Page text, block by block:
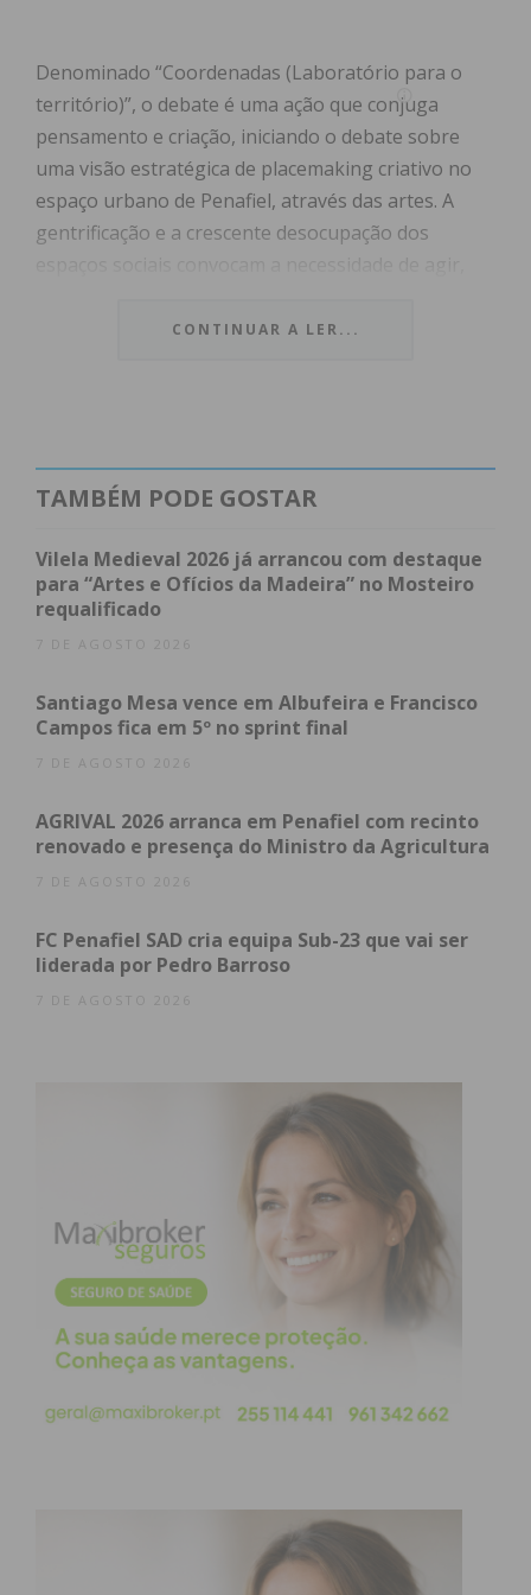
Denominado “Coordenadas (Laboratório para o
território)”, o debate é uma ação que conjuga
pensamento e criação, iniciando o debate sobre
uma visão estratégica de placemaking criativo no
espaço urbano de Penafiel, através das artes. A
gentrificação e a crescente desocupação dos
bem-estar da comunidade como um todo.
necessidade de agir, intervir e qualificar o espaço
A sessão arrancou hoje, dia 31 de maio, às 11
horas, com ‘Encontro com o território: a cidade
como palco, os corpos como mapas’ que se debruça
importância do espaço público como território de
criação e transformação. Depois da sessão de
partilhar a experiência de trabalho no Christo and
Jeanne-Claude Center, na Bulgária.
Às 12h00, debate-se ‘Lugares em transformação:
casos de estudo em Portugal’ para dar voz a
projetos em desenvolvimento no nosso país,
com Lara Seixo Rodrigues (Mistaker Maker), Marta
Silva (Largo Residências) e Bruno Costa (Bússola)
Após o almoço-convívio – incluído para todos os
participantes inscritos – realiza-se, às 15h00, o
fórum participativo ‘Lugares vivos: bairros,
comunidade e participação’ com Luís Sousa Ferreira
(programador cultural, docente e curador). A partir
da sua experiência – em processos comunitários e
políticas públicas, passado pelas iniciativas
Às 16h30, acontece o debate ‘Se o espaço falasse, o
CONTINUAR A LER...
TAMBÉM PODE GOSTAR
Vilela Medieval 2026 já arrancou com destaque
para “Artes e Ofícios da Madeira” no Mosteiro
requalificado
7 DE AGOSTO 2026
Santiago Mesa vence em Albufeira e Francisco
Campos fica em 5º no sprint final
7 DE AGOSTO 2026
AGRIVAL 2026 arranca em Penafiel com recinto
renovado e presença do Ministro da Agricultura
7 DE AGOSTO 2026
FC Penafiel SAD cria equipa Sub-23 que vai ser
liderada por Pedro Barroso
7 DE AGOSTO 2026